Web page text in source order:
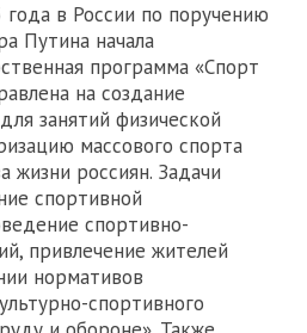
в России по поручению
Путина начала
программа «Спорт
на создание
занятий физической
массового спорта
жизни россиян. Задачи
спортивной
спортивно-
привлечение жителей
нормативов
спортивного